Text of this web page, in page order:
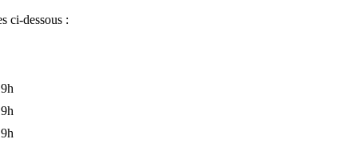
ci-dessous :